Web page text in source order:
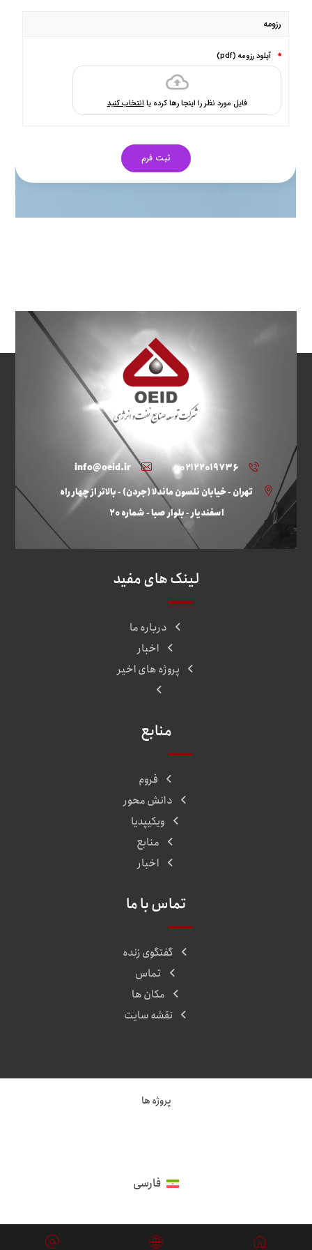
۰۲۱۲۲۰۱۹۷۳۶
info@oeid.ir
تهران - خیابان نلسون ماندلا (جردن) - بالاتر از چهار راه
اسفندیار - بلوار صبا - شماره ۲۰
لینک های مفید
درباره ما
اخبار
پروژه های اخیر
منابع
فروم
دانش محور
ویکیپدیا
منابع
اخبار
تماس با ما
گفتگوی زنده
تماس
مکان ها
نقشه سایت
پروژه ها
فارسی